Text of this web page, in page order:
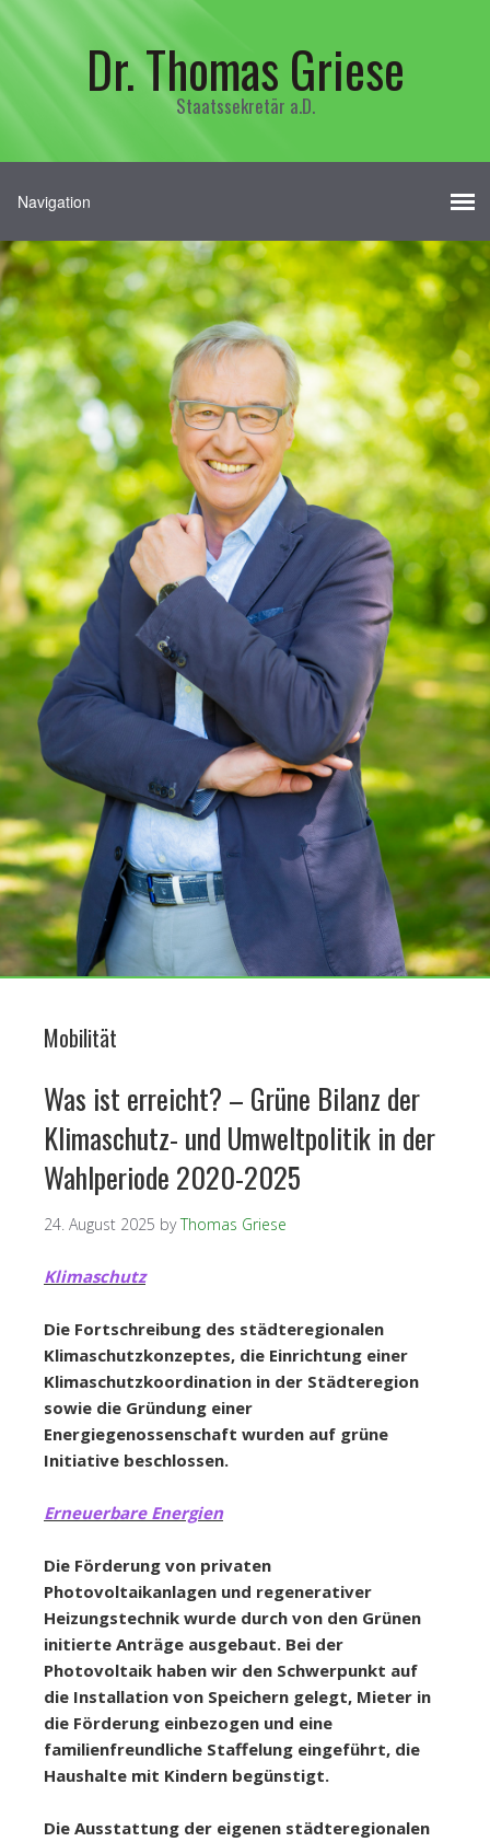
Dr. Thomas Griese
Staatssekretär a.D.
Mobilität
Was ist erreicht? – Grüne Bilanz der
Klimaschutz- und Umweltpolitik in der
Wahlperiode 2020-2025
24. August 2025 byThomas Griese
Klimaschutz
Die Fortschreibung des städteregionalen
Klimaschutzkonzeptes, die Einrichtung einer
Klimaschutzkoordination in der Städteregion
sowie die Gründung einer
Energiegenossenschaft wurden auf grüne
Initiative beschlossen.
Erneuerbare Energien
Die Förderung von privaten
Photovoltaikanlagen und regenerativer
Heizungstechnik wurde durch von den Grünen
initierte Anträge ausgebaut. Bei der
Photovoltaik haben wir den Schwerpunkt auf
die Installation von Speichern gelegt, Mieter in
die Förderung einbezogen und eine
familienfreundliche Staffelung eingeführt, die
Haushalte mit Kindern begünstigt.
Die Ausstattung der eigenen städteregionalen